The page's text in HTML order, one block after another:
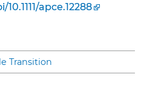
apce.12288
Transition